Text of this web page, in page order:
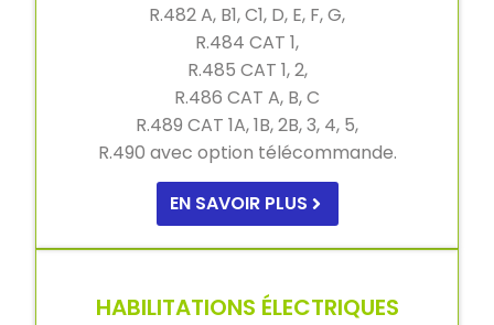
R.482 A, B1, C1, D, E, F, G,
R.484 CAT 1,
R.485 CAT 1, 2,
R.486 CAT A, B, C
R.489 CAT 1A, 1B, 2B, 3, 4, 5,
R.490 avec option télécommande.
EN SAVOIR PLUS
HABILITATIONS ÉLECTRIQUES